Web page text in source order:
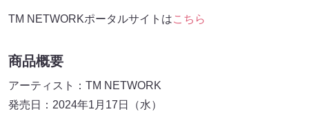
TM NETWORKポータルサイトはこちら
商品概要
アーティスト：TM NETWORK
発売日：2024年1月17日（水）